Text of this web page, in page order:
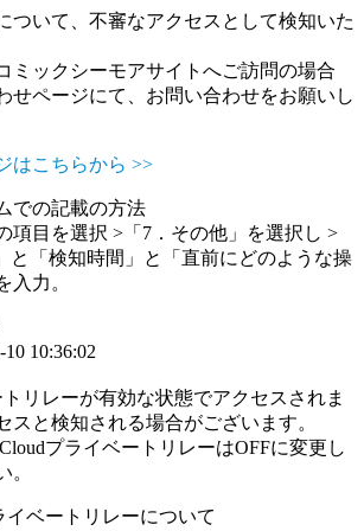
ついて、不審なアクセスとして検知いた
ミックシーモアサイトへご訪問の場合
せページにて、お問い合わせをお願いし
はこちらから >>
での記載の方法
項目を選択 >「7．その他」を選択し >
と「検知時間」と「直前にどのような操
入力。
10:36:02
リレーが有効な状態でアクセスされま
スと検知される場合がございます。
プライベートリレーはOFFに変更し
。
イベートリレーについて